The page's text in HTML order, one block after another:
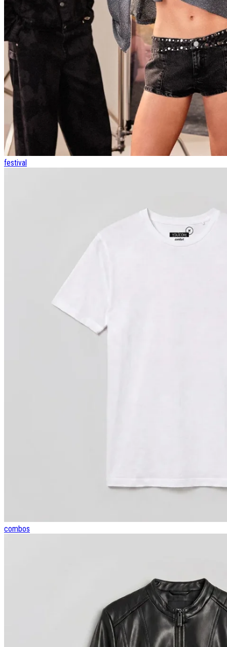
festival
combos